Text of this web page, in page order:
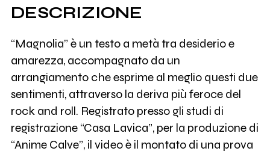
DESCRIZIONE
“Magnolia” è un testo a metà tra desiderio e
amarezza, accompagnato da un
arrangiamento che esprime al meglio questi due
sentimenti, attraverso la deriva più feroce del
rock and roll. Registrato presso gli studi di
registrazione “Casa Lavica”, per la produzione di
“Anime Calve”, il video è il montato di una prova